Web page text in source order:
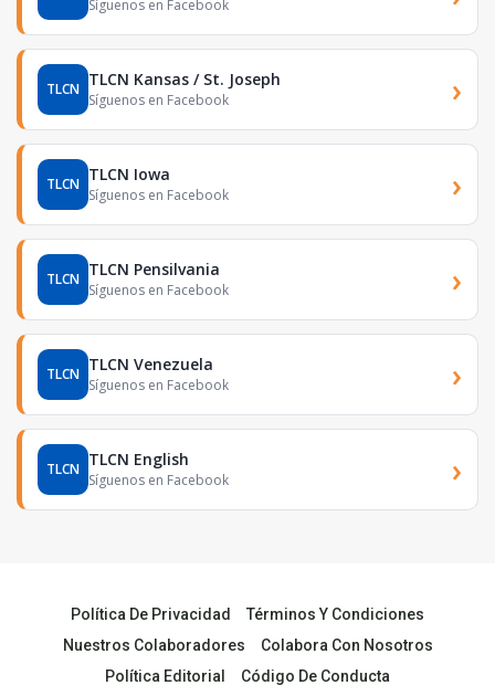
Síguenos en Facebook
TLCN TLCN Kansas / St. Joseph
Síguenos en Facebook ›
TLCN TLCN Iowa
Síguenos en Facebook ›
TLCN TLCN Pensilvania
Síguenos en Facebook ›
TLCN TLCN Venezuela
Síguenos en Facebook ›
TLCN TLCN English
Síguenos en Facebook ›
Política De Privacidad
Términos Y Condiciones
Nuestros Colaboradores
Colabora Con Nosotros
Política Editorial
Código De Conducta